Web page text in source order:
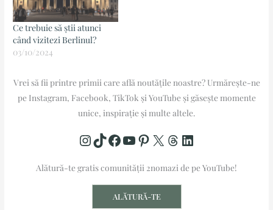
Ce trebuie să știi atunci
când vizitezi Berlinul?
03/10/2024
Vrei să fii printre primii care află noutățile noastre? Urmărește-ne
pe Instagram, Facebook, TikTok și YouTube și găsește momente
unice, inspirație și multe altele.
Alătură-te gratis comunității 2nomazi de pe YouTube!​​
ALĂTURĂ-TE